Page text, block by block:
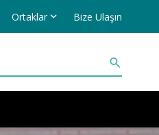
Ortaklar Bize Ulaşın